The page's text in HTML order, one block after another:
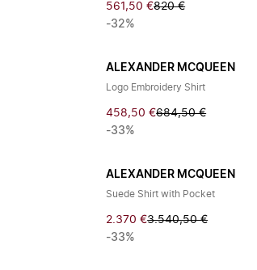
561,50 €820 €
-32%
ALEXANDER MCQUEEN
Logo Embroidery Shirt
458,50 €684,50 €
-33%
ALEXANDER MCQUEEN
Suede Shirt with Pocket
2.370 €3.540,50 €
-33%